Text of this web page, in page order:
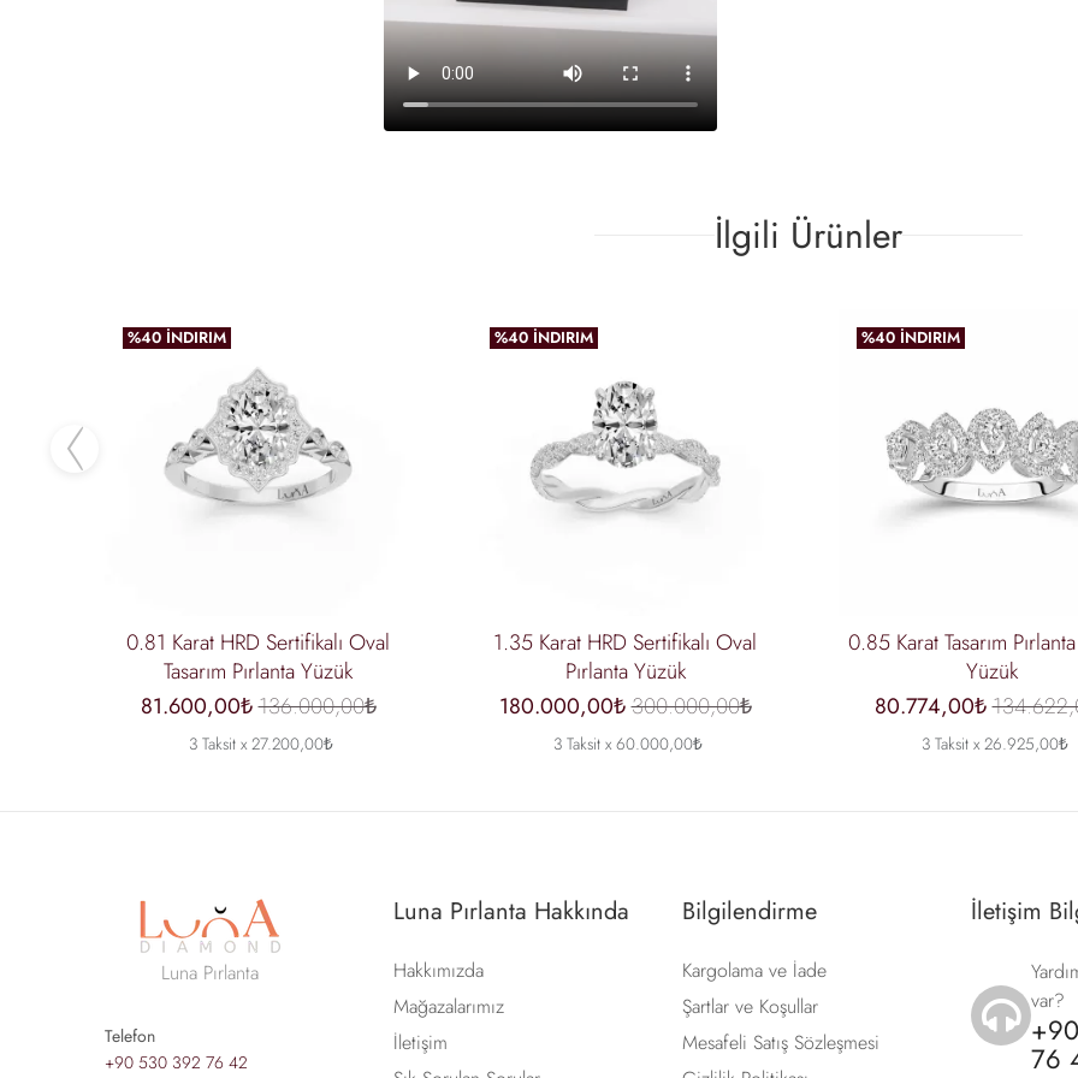
İlgili Ürünler
Previous
%40 İNDIRIM
0.81 Karat HRD Sertifikalı Oval
Tasarım Pırlanta Yüzük
81.600,00₺136.000,00₺
3 Taksit x 27.200,00₺
%40 İNDIRIM
1.35 Karat HRD Sertifikalı Oval
Pırlanta Yüzük
180.000,00₺300.000,00₺
3 Taksit x 60.000,00₺
%40 İNDIRIM
0.85 Karat Tasarım
Yüzük
80.774,00₺
3 Taksit x 26.925,00₺
Luna Pırlanta
Telefon
+90 530 392 76 42
Luna Pırlanta Hakkında
Hakkımızda
Mağazalarımız
İletişim
Bilgilendirme
Kargolama ve İade
Şartlar ve Koşullar
Mesafeli Satış Sözleşmesi
İletişim
icon
var?
76